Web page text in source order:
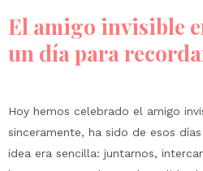
El amigo invisible
un día para
Hoy hemos celebrado el amigo
sinceramente, ha sido de esos
idea era sencilla: juntarnos,